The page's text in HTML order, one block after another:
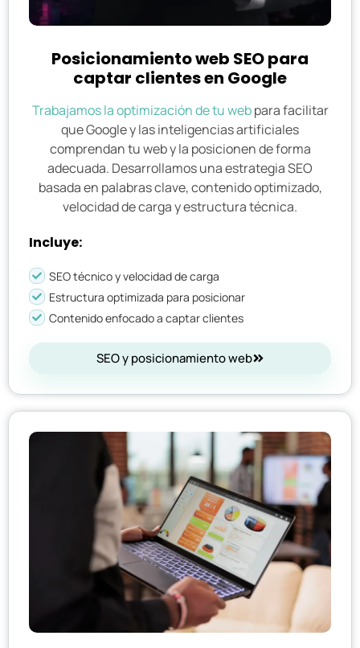
Posicionamiento web SEO para
captar clientes en Google
Trabajamos la optimización de tu webpara facilitar
que Google y las inteligencias artificiales
comprendan tu web y la posicionen de forma
adecuada. Desarrollamos una estrategia SEO
basada en palabras clave, contenido optimizado,
velocidad de carga y estructura técnica.
Incluye:
SEO técnico y velocidad de carga
Estructura optimizada para posicionar
Contenido enfocado a captar clientes
SEO y posicionamiento web